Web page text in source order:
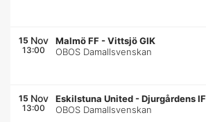
15 Nov
13:00
Malmö FF -Vittsjö GIK
OBOS Damallsvenskan
15 Nov
13:00
Eskilstuna United -Djurgårdens IF
OBOS Damallsvenskan